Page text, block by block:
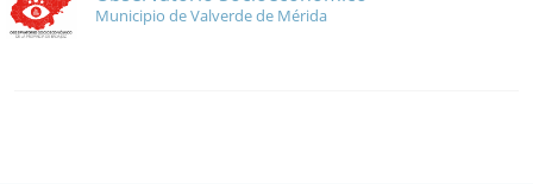
Municipio de Valverde de Mérida